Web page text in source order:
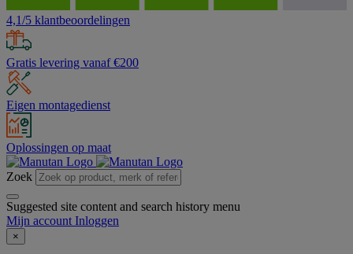
4,1/5 klantbeoordelingen
Gratis levering vanaf €200
Eigen montagedienst
Oplossingen op maat
Zoek
Suggested site content and search history menu
Mijn account Inloggen
×